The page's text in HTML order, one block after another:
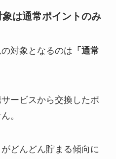
は通常ポイントのみ
対象となるのは 「通常
ービスから交換したポ
。
どんどん貯まる傾向に